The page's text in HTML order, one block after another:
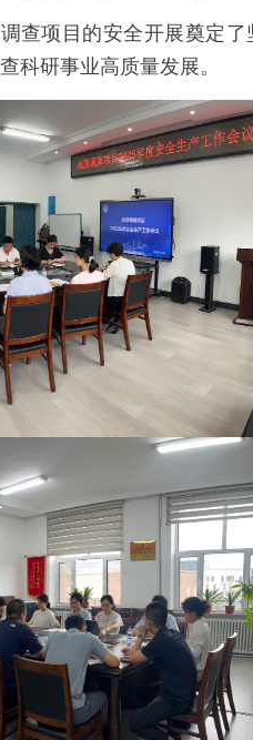
查项目的安全开展奠定
科研事业高质量发展。